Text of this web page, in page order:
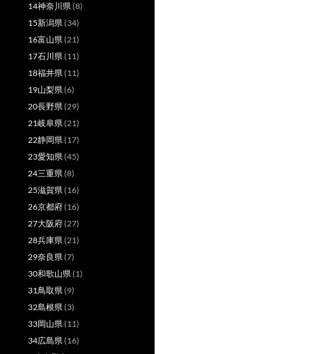
14神奈川県(8)
15新潟県(34)
16富山県(21)
17石川県(11)
18福井県(11)
19山梨県(6)
20長野県(29)
21岐阜県(21)
22静岡県(17)
23愛知県(45)
24三重県(8)
25滋賀県(16)
26京都府(16)
27大阪府(27)
28兵庫県(21)
29奈良県(7)
30和歌山県(1)
31鳥取県(9)
32島根県(3)
33岡山県(11)
34広島県(16)